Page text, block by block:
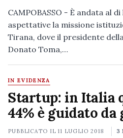
CAMPOBASSO - È andata al
aspettative la missione
Tirana, dove il presidente
Donato Toma,…
IN EVIDENZA
Startup: in Italia
44% è guidato
PUBBLICATO IL11 LUGLIO 2018 3